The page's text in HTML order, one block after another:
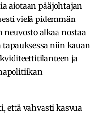
aiotaan pääjohtajan
vielä pidemmän
neuvosto alkaa nostaa
tapauksessa niin kauan
ja
että vahvasti kasvua